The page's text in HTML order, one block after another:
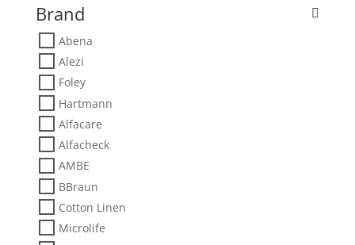
Brand
Abena
Alezi
Foley
Hartmann
Alfacare
Alfacheck
AMBE
BBraun
Cotton Linen
Microlife